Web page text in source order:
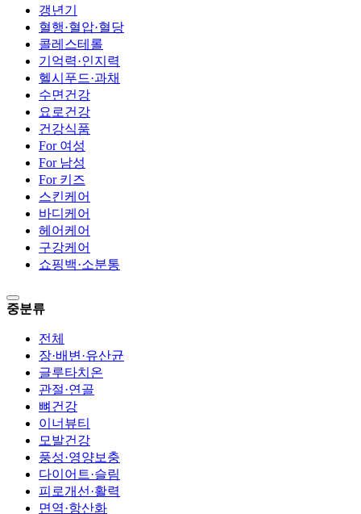
갱년기
혈행·혈압·혈당
콜레스테롤
기억력·인지력
헬시푸드·과채
수면건강
요로건강
건강식품
For 여성
For 남성
For 키즈
스킨케어
바디케어
헤어케어
구강케어
쇼핑백·소분통
중분류
전체
장·배변·유산균
글루타치온
관절·연골
뼈건강
이너뷰티
모발건강
풍성·영양보충
다이어트·슬림
피로개선·활력
면역·항산화